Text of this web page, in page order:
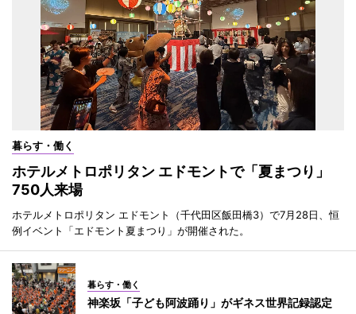
暮らす・働く
ホテルメトロポリタン エドモントで「夏まつり」
750人来場
ホテルメトロポリタン エドモント（千代田区飯田橋3）で7月28日、恒
例イベント「エドモント夏まつり」が開催された。
暮らす・働く
神楽坂「子ども阿波踊り」がギネス世界記録認定